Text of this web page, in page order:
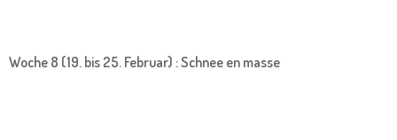
Woche 8 (19. bis 25. Februar) : Schnee en masse